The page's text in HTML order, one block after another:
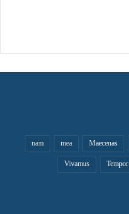
Maecenas
mea
nam
Tempor
Vivamus